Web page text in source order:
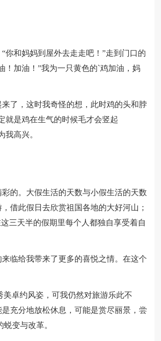
和妈妈到屋外去走走吧！”走到门口的
！加油！”我为一只黄色的`鸡加油，妈
了，这时我奇怪的想，此时鸡的头和脖
就是鸡在生气的时候毛才会竖起
高兴。
的。大假生活的天数与小假生活的天数
借此假日去欣赏祖国各地的大好河山；
三天半的假期里每个人都独自享受着自
临给我带来了更多的喜悦之情。在这个
卓约风姿，可我仍然对旅游乐此不
充分地放松休息，可能是赏尽丽景，尝
变与改革。